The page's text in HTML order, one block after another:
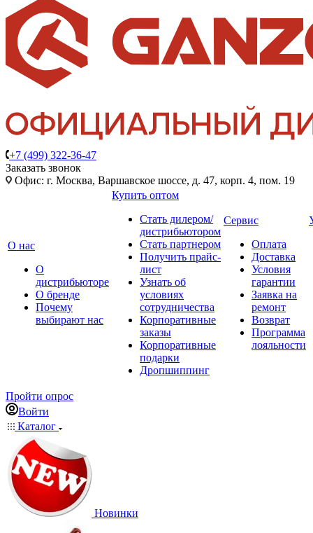
+7 (499) 322-36-47
Заказать звонок
Офис: г. Москва, Варшавское шоссе, д. 47, корп. 4, пом. 19
О нас
О
дистрибьюторе
О бренде
Почему
выбирают нас
Купить оптом
Стать дилером/
дистрибьютором
Стать партнером
Получить прайс-
лист
Узнать об
условиях
сотрудничества
Корпоративные
заказы
Корпоративные
подарки
Дропшиппинг
Сервис
Оплата
Доставка
Условия
гарантии
Заявка на
ремонт
Возврат
Программа
лояльности
Пройти опрос
Войти
Каталог
Новинки